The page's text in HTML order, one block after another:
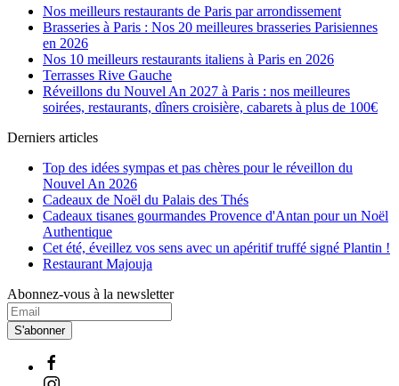
Nos meilleurs restaurants de Paris par arrondissement
Brasseries à Paris : Nos 20 meilleures brasseries Parisiennes
en 2026
Nos 10 meilleurs restaurants italiens à Paris en 2026
Terrasses Rive Gauche
Réveillons du Nouvel An 2027 à Paris : nos meilleures
soirées, restaurants, dîners croisière, cabarets à plus de 100€
Derniers articles
Top des idées sympas et pas chères pour le réveillon du
Nouvel An 2026
Cadeaux de Noël du Palais des Thés
Cadeaux tisanes gourmandes Provence d'Antan pour un Noël
Authentique
Cet été, éveillez vos sens avec un apéritif truffé signé Plantin !
Restaurant Majouja
Abonnez-vous à la newsletter
S'abonner